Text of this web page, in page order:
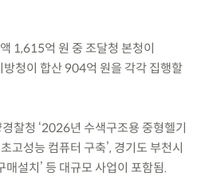
1,615억 원 중 조달청 본청이
청이 합산 904억 원을 각각 집행할
찰청 ‘2026년 수색구조용 중형헬기
고성능 컴퓨터 구축’, 경기도 부천시
설치’ 등 대규모 사업이 포함됨.